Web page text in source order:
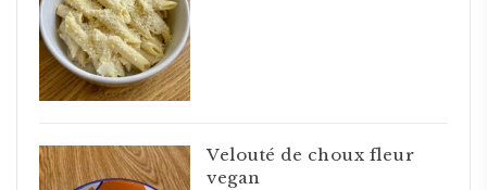
Velouté de choux fleur
vegan